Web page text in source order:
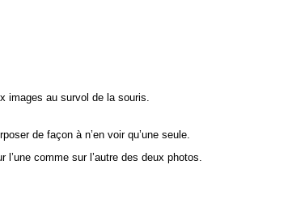
images au survol de la souris.
de façon à n’en voir qu’une seule.
comme sur l’autre des deux photos.